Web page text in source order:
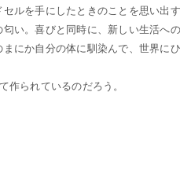
ルを手にしたときのことを思い出す
い。喜びと同時に、新しい生活へ
にか自分の体に馴染んで、世界に
作られているのだろう。